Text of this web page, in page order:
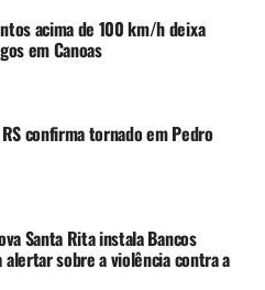
acima de 100 km/h deixa
em Canoas
confirma tornado em Pedro
Santa Rita instala Bancos
alertar sobre a violência contra a